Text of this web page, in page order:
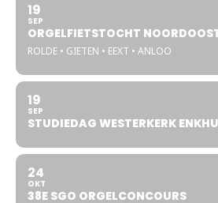
19
SEP
ORGELFIETSTOCHT
ROLDE • GIETEN • EEXT • ANLOO
19
SEP
STUDIEDAG WESTERKERK
24
OKT
38E SGO ORGELCONCOURS